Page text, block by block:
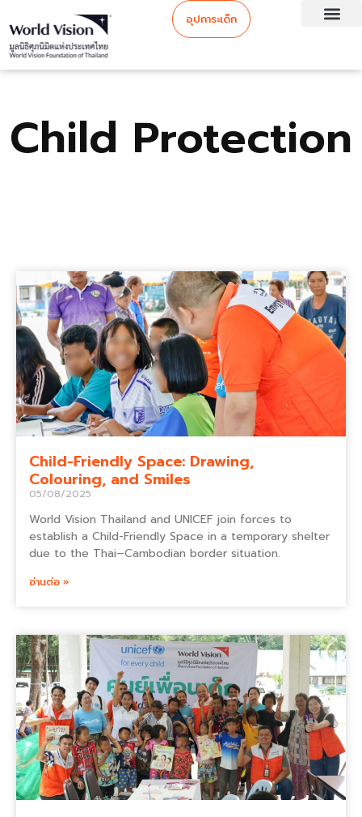
อุปการะเด็ก
Child Protection
Child-Friendly Space: Drawing,
Colouring, and Smiles
05/08/2025
World Vision Thailand and UNICEF join forces to
establish a Child-Friendly Space in a temporary shelter
due to the Thai–Cambodian border situation.
อ่านต่อ »